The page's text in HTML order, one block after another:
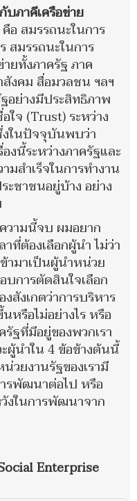
บภาคีเครือข่าย
คือ สมรรถนะในการ
สมรรถนะในการ
ยทั้งภาครัฐ ภาค
สังคม สื่อมวลชน ฯลฯ
อย่างมีประสิทธิภาพ
ใจ (Trust) ระหว่าง
งในปัจจุบันพบว่า
งนี้ระหว่างภาครัฐและ
มสำเร็จในการทำงาน
ะชาชนอยู่บ้าง อย่าง
วามนี้จบ ผมอยาก
ที่ต้องเลือกผู้นำ ไม่ว่า
ามาเป็นผู้นำหน่วย
บการตัดสินใจเลือก
สังเกตว่าการบริหาร
หรือไม่อย่างไร หรือ
ฐที่มีอยู่ของพวกเรา
ผู้นำใน 4 ข้อข้างต้นนี้
วยงานรัฐของเรามี
รพัฒนาต่อไป หรือ
งในการพัฒนาจาก
Enterprise